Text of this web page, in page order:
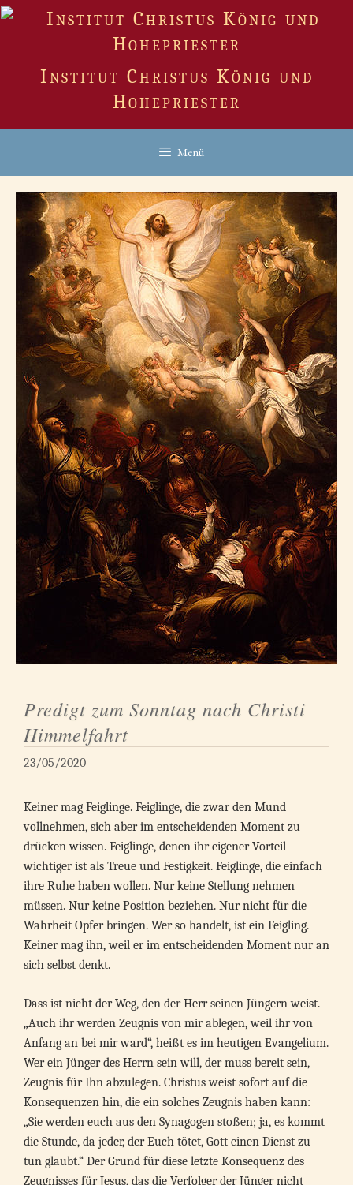
Zum
Institut Christus König und
Hohepriester
Menü
Predigt zum Sonntag nach Christi
Himmelfahrt
23/05/2020
Keiner mag Feiglinge. Feiglinge, die zwar den Mund
vollnehmen, sich aber im entscheidenden Moment zu
drücken wissen. Feiglinge, denen ihr eigener Vorteil
wichtiger ist als Treue und Festigkeit. Feiglinge, die einfach
ihre Ruhe haben wollen. Nur keine Stellung nehmen
müssen. Nur keine Position beziehen. Nur nicht für die
Wahrheit Opfer bringen. Wer so handelt, ist ein Feigling.
Keiner mag ihn, weil er im entscheidenden Moment nur an
sich selbst denkt.
Dass ist nicht der Weg, den der Herr seinen Jüngern weist.
„Auch ihr werden Zeugnis von mir ablegen, weil ihr von
Anfang an bei mir ward“, heißt es im heutigen Evangelium.
Wer ein Jünger des Herrn sein will, der muss bereit sein,
Zeugnis für Ihn abzulegen. Christus weist sofort auf die
Konsequenzen hin, die ein solches Zeugnis haben kann:
„Sie werden euch aus den Synagogen stoßen; ja, es kommt
die Stunde, da jeder, der Euch tötet, Gott einen Dienst zu
tun glaubt.“ Der Grund für diese letzte Konsequenz des
Zeugnisses für Jesus, das die Verfolger der Jünger nicht